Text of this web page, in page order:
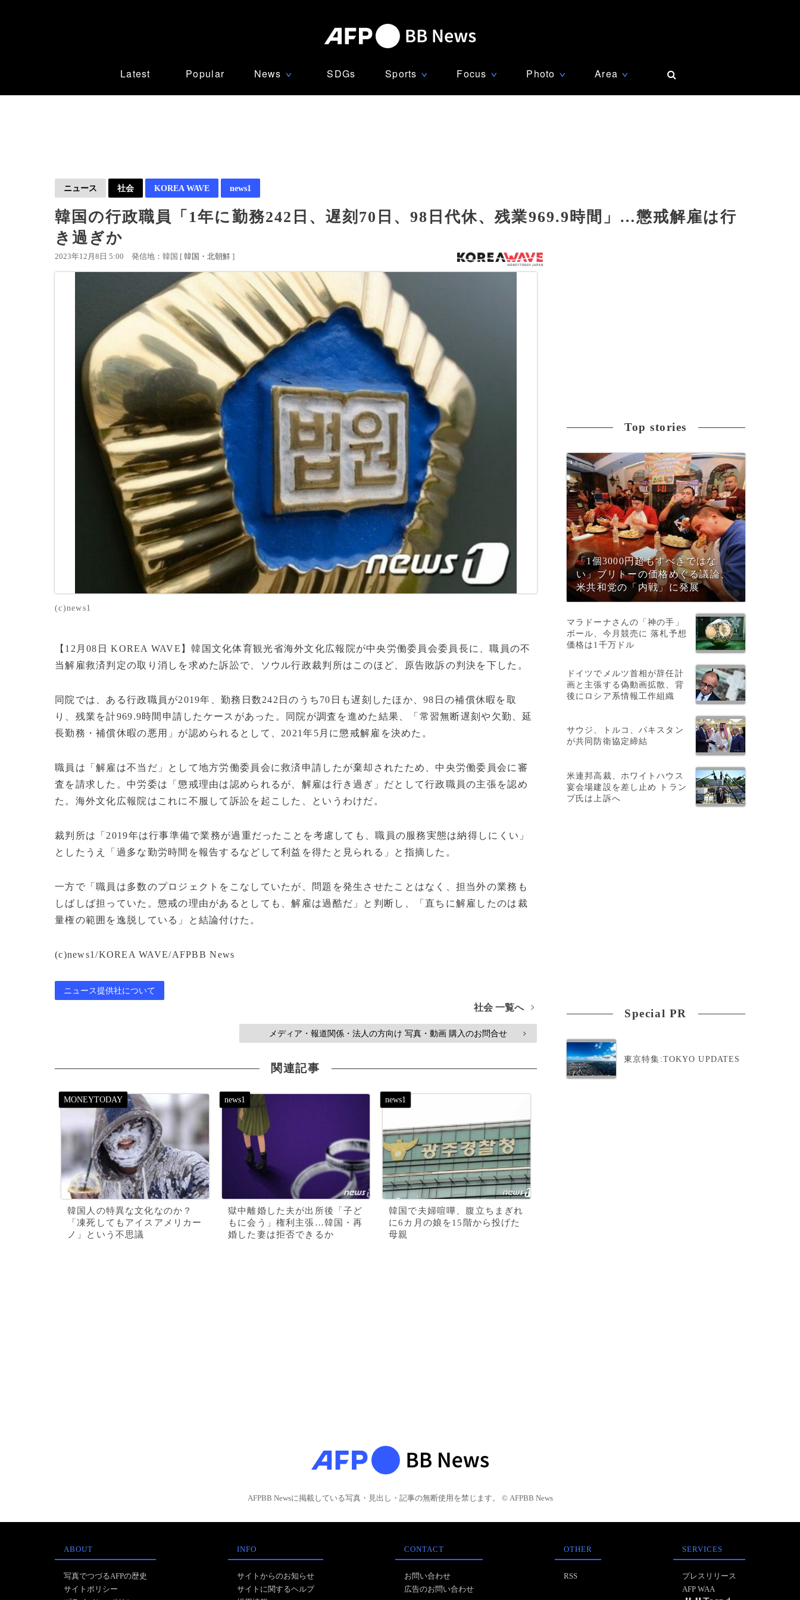
Latest Popular News ∨ SDGs Sports ∨ Focus ∨ Photo ∨ Area ∨
ニュース 社会 KOREA WAVE news1
韓国の行政職員「1年に勤務242日、遅刻70日、98日代休、残業969.9時間」…懲戒解雇は行
き過ぎか
2023年12月8日 5:00 発信地：韓国 [ 韓国・北朝鮮 ]
(c)news1
【12月08日 KOREA WAVE】韓国文化体育観光省海外文化広報院が中央労働委員会委員長に、職員の不
当解雇救済判定の取り消しを求めた訴訟で、ソウル行政裁判所はこのほど、原告敗訴の判決を下した。
同院では、ある行政職員が2019年、勤務日数242日のうち70日も遅刻したほか、98日の補償休暇を取
り、残業を計969.9時間申請したケースがあった。同院が調査を進めた結果、「常習無断遅刻や欠勤、延
長勤務・補償休暇の悪用」が認められるとして、2021年5月に懲戒解雇を決めた。
職員は「解雇は不当だ」として地方労働委員会に救済申請したが棄却されたため、中央労働委員会に審
査を請求した。中労委は「懲戒理由は認められるが、解雇は行き過ぎ」だとして行政職員の主張を認め
た。海外文化広報院はこれに不服して訴訟を起こした、というわけだ。
裁判所は「2019年は行事準備で業務が過重だったことを考慮しても、職員の服務実態は納得しにくい」
としたうえ「過多な勤労時間を報告するなどして利益を得たと見られる」と指摘した。
一方で「職員は多数のプロジェクトをこなしていたが、問題を発生させたことはなく、担当外の業務も
しばしば担っていた。懲戒の理由があるとしても、解雇は過酷だ」と判断し、「直ちに解雇したのは裁
量権の範囲を逸脱している」と結論付けた。
(c)news1/KOREA WAVE/AFPBB News
ニュース提供社について
社会 一覧へ >
メディア・報道関係・法人の方向け 写真・動画 購入のお問合せ >
関連記事
韓国人の特異な文化なのか？
「凍死してもアイスアメリカー
ノ」という不思議
獄中離婚した夫が出所後「子ど
もに会う」権利主張…韓国・再
婚した妻は拒否できるか
韓国で夫婦喧嘩、腹立ちまぎれ
に6カ月の娘を15階から投げた
母親
Top stories
「1個3000円超もすべきではな
い」ブリトーの価格めぐる議論、
米共和党の「内戦」に発展
マラドーナさんの「神の手」
ボール、今月競売に 落札予想
価格は1千万ドル
ドイツでメルツ首相が辞任計
画と主張する偽動画拡散、背
後にロシア系情報工作組織
サウジ、トルコ、パキスタン
が共同防衛協定締結
米連邦高裁、ホワイトハウス
宴会場建設を差し止め トラン
プ氏は上訴へ
Special PR
東京特集:TOKYO UPDATES
AFPBB Newsに掲載している写真・見出し・記事の無断使用を禁じます。 © AFPBB News
ABOUT
写真でつづるAFPの歴史
サイトポリシー
INFO
サイトからのお知らせ
サイトに関するヘルプ
CONTACT
お問い合わせ
広告のお問い合わせ
OTHER
RSS
SERVICES
プレスリリース
AFP WAA